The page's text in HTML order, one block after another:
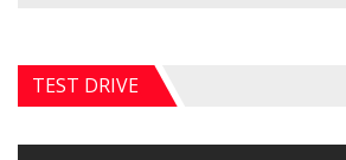
TEST DRIVE